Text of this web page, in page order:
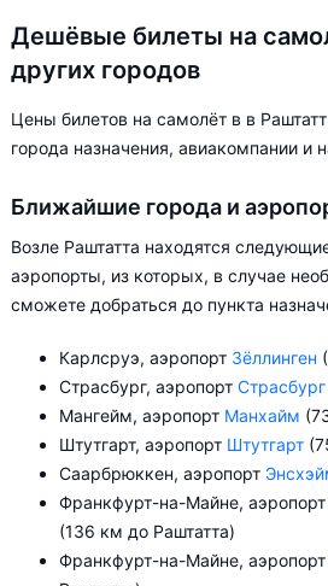
Дешёвые билеты на
других городов
Цены билетов на самолёт в в Раштатт
города назначения, авиакомпании и
Ближайшие города и
Возле Раштатта находятся
аэропорты, из которых, в случае
сможете добраться до пункта
Карлсруэ, аэропорт Зёллинген
Страсбург, аэропорт Страсбург
Мангейм, аэропорт Манхайм
Штутгарт, аэропорт Штутгарт
Саарбрюккен, аэропорт
Франкфурт-на-Майне, аэропорт
(136 км до Раштатта)
Франкфурт-на-Майне, аэропорт